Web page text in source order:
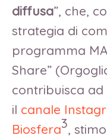
diffusa”, che,
strategia di
programma
Share”
contribuisca
il canale
Biosfera3,